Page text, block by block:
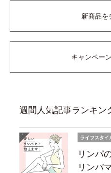
新商品を
キャンペー
週間人気記事ランキン
ライフスタイ
リンパ
リンパ